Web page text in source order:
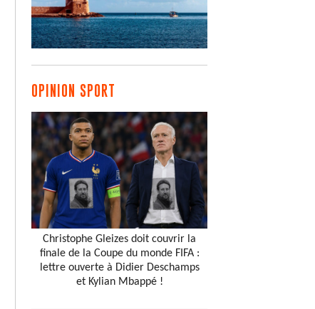
OPINION SPORT
Christophe Gleizes doit couvrir la
finale de la Coupe du monde FIFA :
lettre ouverte à Didier Deschamps
et Kylian Mbappé !